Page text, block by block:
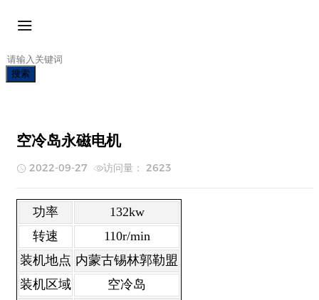
搜索
空冷岛永磁电机
2022-09-27 访问量： 2623
功率
132kw
转速
110r/min
装机地点 内蒙古锡林郭勒盟
装机区域
空冷岛